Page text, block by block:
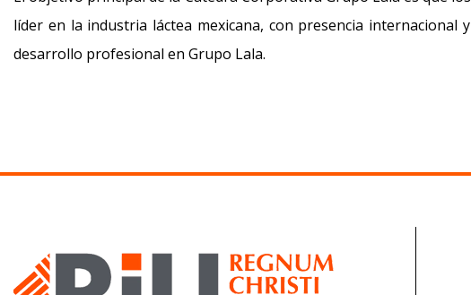
líder en la industria láctea mexicana, con presencia
desarrollo profesional en Grupo Lala.